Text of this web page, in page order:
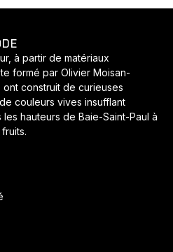
Pêche Santé Sport
à partir de matériaux
formé par Olivier Moisan-
construit de curieuses
couleurs vives insufflant
hauteurs de Baie-Saint-Paul à